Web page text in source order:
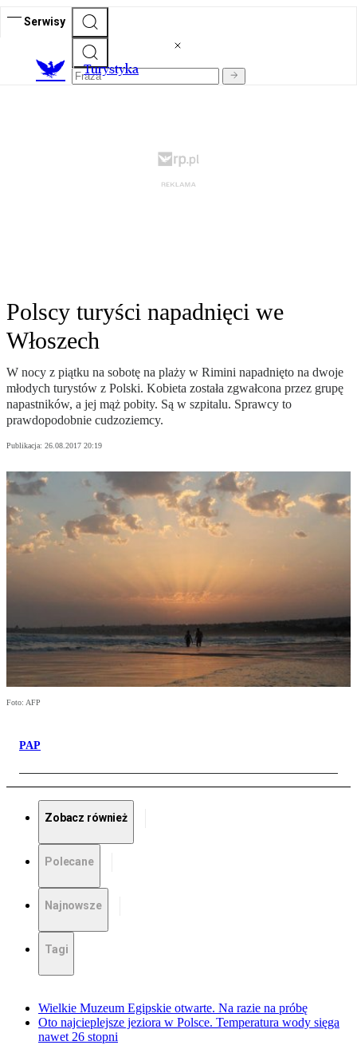
Serwisy
Turystyka
Polscy turyści napadnięci we
Włoszech
W nocy z piątku na sobotę na plaży w Rimini napadnięto na dwoje
młodych turystów z Polski. Kobieta została zgwałcona przez grupę
napastników, a jej mąż pobity. Są w szpitalu. Sprawcy to
prawdopodobnie cudzoziemcy.
Publikacja: 26.08.2017 20:19
Foto: AFP
PAP
Zobacz również
Polecane
Najnowsze
Tagi
Wielkie Muzeum Egipskie otwarte. Na razie na próbę
Oto najcieplejsze jeziora w Polsce. Temperatura wody sięga
nawet 26 stopni